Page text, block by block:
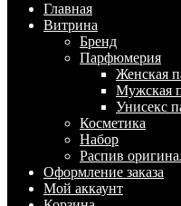
Главная
Витрина
Брeнд
Парфюмерия
Женская
Мужская
Унисекс
Косметика
Набор
Распив
Оформление заказа
Мой аккаунт